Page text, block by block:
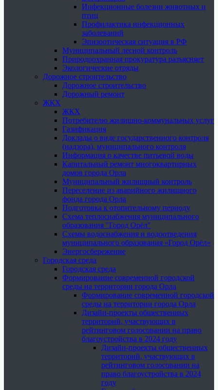
Инфекционные болезни животных и
птиц
Профилактика инфекционных
заболеваний
Эпизоотическая ситуация в РФ
Муниципальный лесной контроль
Природоохранная прокуратура разъясняет
Экологические отряды
Дорожное строительство
Дорожное строительство
Дорожный ремонт
ЖКХ
ЖКХ
Потребителю жилищно-коммунальных услуг
Газификация
Доклады о виде государственного контроля
(надзора), муниципального контроля
Информация о качестве питьевой воды
Капитальный ремонт многоквартирных
домов города Орла
Муниципальный жилищный контроль
Переселение из аварийного жилищного
фонда города Орла
Подготовка к отопительному периоду
Схема теплоснабжения муниципального
образования "Город Орёл"
Схемы водоснабжения и водоотведения
муниципального образования «Город Орёл»
Энергосбережение
Городская среда
Городская среда
Формирование современной городской
среды на территории города Орла
Формирование современной городской
среды на территории города Орла
Дизайн-проекты общественных
территорий, участвующих в
рейтинговом голосовании на право
благоустройства в 2024 году
Дизайн-проекты общественных
территорий, участвующих в
рейтинговом голосовании на
право благоустройства в 2024
году